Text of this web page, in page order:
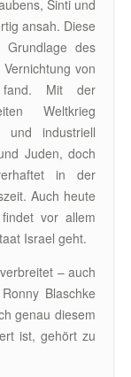
Sinti und
ansah. Diese
des
von
fand. Mit der
Weltkrieg
industriell
Juden, doch
in der
Auch heute
vor allem
Israel geht.
– auch
Blaschke
genau diesem
ist, gehört zu